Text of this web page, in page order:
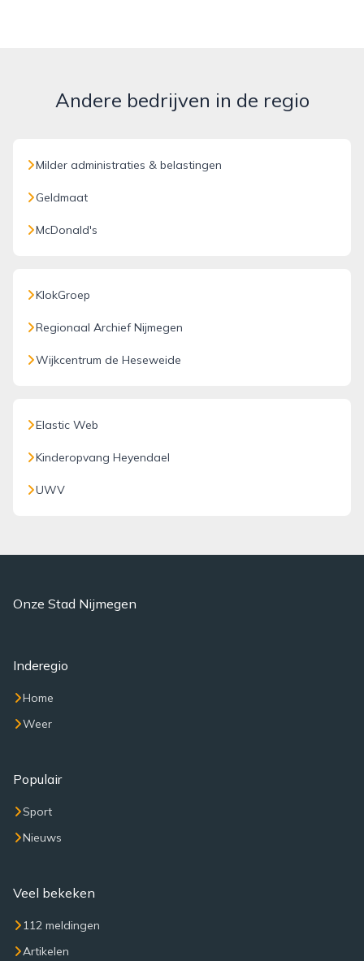
Andere bedrijven in de regio
Milder administraties & belastingen
Geldmaat
McDonald's
KlokGroep
Regionaal Archief Nijmegen
Wijkcentrum de Heseweide
Elastic Web
Kinderopvang Heyendael
UWV
Onze Stad Nijmegen
Inderegio
Home
Weer
Populair
Sport
Nieuws
Veel bekeken
112 meldingen
Artikelen